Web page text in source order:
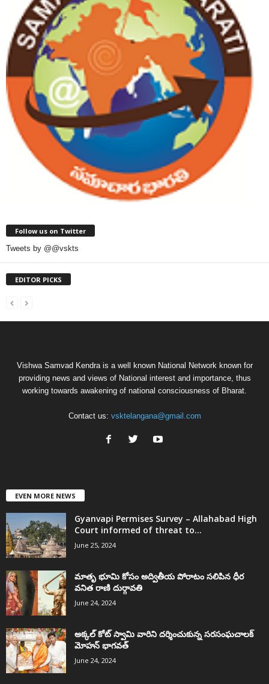
Follow us on Twitter
Tweets by @@vskts
EDITOR PICKS
Vishwa Samvad Kendra is a well known National Network known for
providing news and views of National interest and importance, thus
working towards awakening of national consciousness of Bharat.
Contact us: vsktelangana@gmail.com
EVEN MORE NEWS
Gyanvapi Permises Survey – Allahabad High
Court informed of threat to...
June 25, 2024
మాతృ భూమి కోసం అద్వితీయ పోరాటం సలిపిన ధీర
వనిత రాణి దుర్గావతి
June 24, 2024
అక్కల్‌ కోట్‌ స్వామి వారిని దర్శించుకున్న సరసంఘచాలక్
మోహన్ భాగవత్
June 24, 2024